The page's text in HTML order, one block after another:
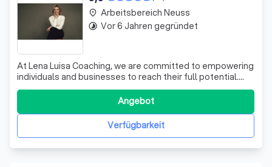
At Lena Luisa Coaching, we are committed to empowering
individuals and businesses to reach their full potential.
Our approach is rooted in a deep understanding of the
unique challenges and opportunities that each client
faces. We believe in the power of personalized coaching
to transform lives and bVerfügbarkeit
Angebot
place Arbeitsbereich Neuss
timelapse Vor 6 Jahren gegründet